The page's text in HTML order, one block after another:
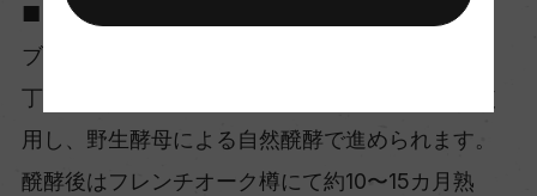
■ピノ・ノワールの醸造
ブドウはすべて手摘みで収穫し、ワイナリーにて
丁寧に選果を行います。醗酵は開放式タンクを使
用し、野生酵母による自然醗酵で進められます。
醗酵後はフレンチオーク樽にて約10〜15カ月熟